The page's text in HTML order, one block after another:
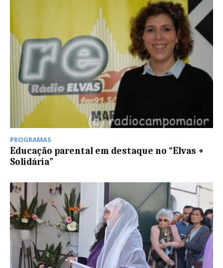
PROGRAMAS
Educação parental em destaque no “Elvas +
Solidária”